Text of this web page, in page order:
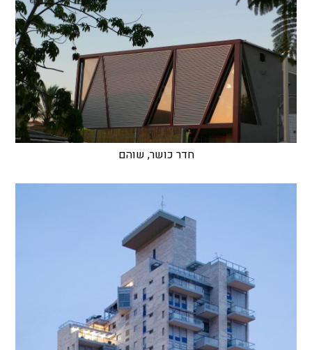
חדר כושר, שוהם